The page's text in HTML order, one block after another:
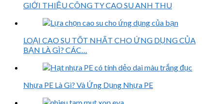
GIỚI THIỆU CÔNG TY CAO SU ANH THU
LOẠI CAO SU TỐT NHẤT CHO ỨNG DỤNG CỦA
BẠN LÀ GÌ? CÁC…
Nhựa PE Là Gì? Và Ứng Dụng Nhựa PE